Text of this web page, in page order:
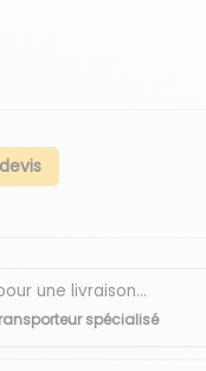
une livraison...
spécialisé